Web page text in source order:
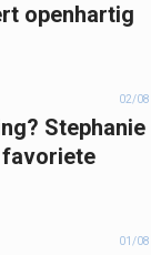
openhartig
02/08
Stephanie
01/08